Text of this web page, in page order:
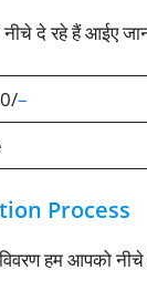
दे रहे हैं आईए
–
Process
हम आपको